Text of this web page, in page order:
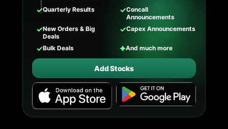
✓Quarterly Results ✓Concall
Announcements
✓New Orders & Big
Deals
✓Capex Announcements
✓Bulk Deals ✦And much more
Add Stocks